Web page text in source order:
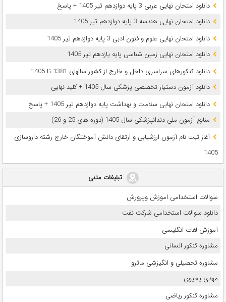
دانلود امتحان نهایی عربی 3 پایه دوازدهم تیر 1405 + پاسخ
دانلود امتحان نهایی هندسه 3 پایه دوازدهم تیر 1405
دانلود امتحان نهایی علوم و فنون ادبی 3 پایه دوازدهم تیر 1405
دانلود امتحان نهایی زمین شناسی پایه یازدهم تیر 1405
دانلود کنکورهای سراسری داخل و خارج از کشور سالهای 1381 تا 1405
دانلود آزمون دستیار تخصصی پزشکی سال 1405 + کلید نهایی
دانلود امتحان نهایی سلامت و بهداشت پایه دوازدهم تیر 1405 + پاسخ
ﻣﻨﺎﺑﻊ آزﻣﻮن ﻣﻠﯽ دندانپزشکی سال 1405 (دوره های 25 و 26)
آغاز ثبت نام آزمون‌ ارزشیابی و ارتقای دانش آموختگان خارج رشته داروسازی
1405
تبلیغات متنی
سوالات استخدامی اموزش وپرورش
دانلود سوالات استخدامی شرکت نفت
آموزش لغات انگلیسی
مشاوره کنکور انسانی
مشاوره تحصیلی و انگیزشی ماترو
مهدی یحیوی
مشاوره کنکور ریاضی